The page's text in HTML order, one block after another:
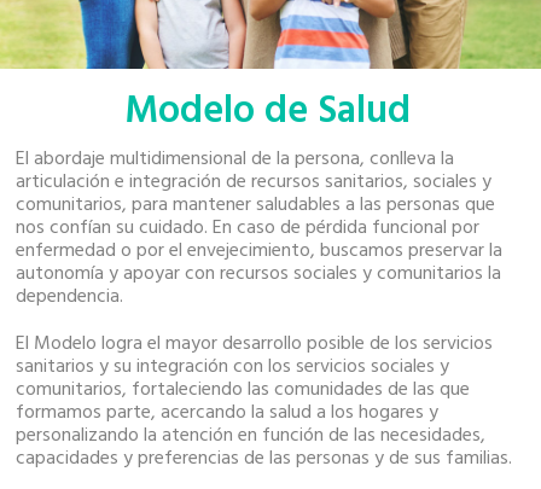
Modelo de Salud
El abordaje multidimensional de la persona, conlleva la
articulación e integración de recursos sanitarios, sociales y
comunitarios, para mantener saludables a las personas que
nos confían su cuidado. En caso de pérdida funcional por
enfermedad o por el envejecimiento, buscamos preservar la
autonomía y apoyar con recursos sociales y comunitarios la
dependencia.
El Modelo logra el mayor desarrollo posible de los servicios
sanitarios y su integración con los servicios sociales y
comunitarios, fortaleciendo las comunidades de las que
formamos parte, acercando la salud a los hogares y
personalizando la atención en función de las necesidades,
capacidades y preferencias de las personas y de sus familias.